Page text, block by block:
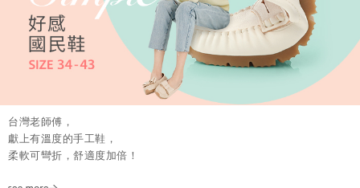
台灣老師傅，
獻上有溫度的手工鞋，
柔軟可彎折，舒適度加倍！